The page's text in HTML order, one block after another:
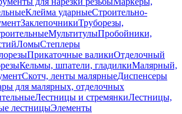
Клейма ударныеСтроительно-
ЗаклепочникиТруборезы,
МультитулыПробойники,
ЛомыСтеплеры
Прикаточные валикиОтделочный
Кельмы, шпатели, гладилкиМалярный,
Скотч, ленты малярныеДиспенсеры
для малярных, отделочных
Лестницы и стремянкиЛестницы,
лестницыЭлементы